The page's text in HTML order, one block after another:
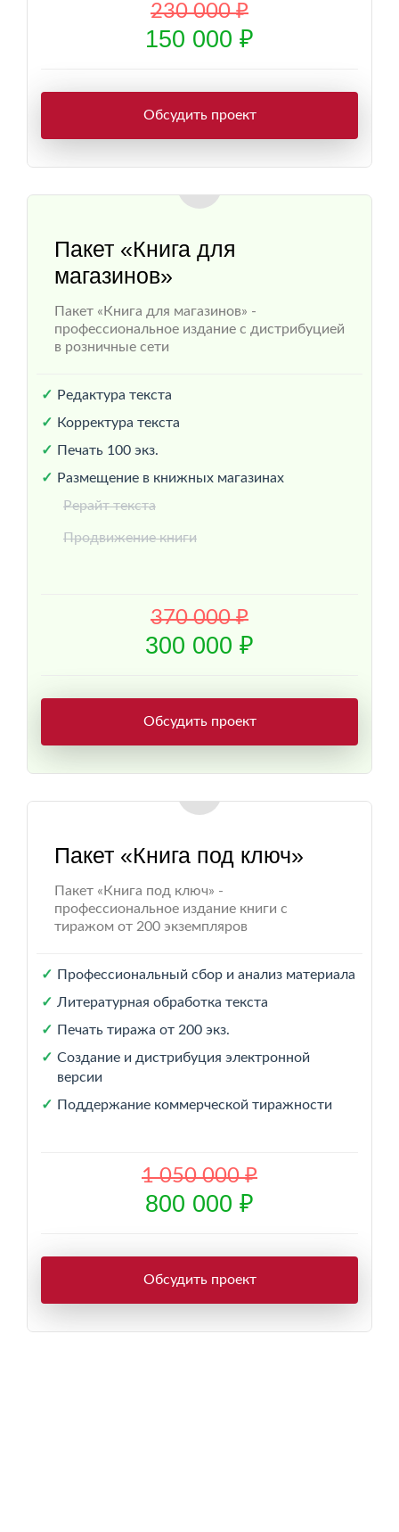
230 000 ₽
150 000 ₽
Обсудить проект
Пакет «Книга для
магазинов»
Пакет «Книга для магазинов» -
профессиональное издание с дистрибуцией
в розничные сети
Редактура текста
Корректура текста
Печать 100 экз.
Размещение в книжных магазинах
Рерайт текста
Продвижение книги
370 000 ₽
300 000 ₽
Обсудить проект
Пакет «Книга под ключ»
Пакет «Книга под ключ» -
профессиональное издание книги с
тиражом от 200 экземпляров
Профессиональный сбор и анализ материала
Литературная обработка текста
Печать тиража от 200 экз.
Создание и дистрибуция электронной
версии
Поддержание коммерческой тиражности
1 050 000 ₽
800 000 ₽
Обсудить проект